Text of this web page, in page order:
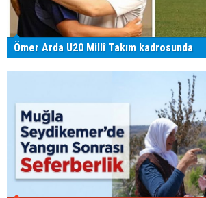
Ömer Arda U20 Millî Takım kadrosunda